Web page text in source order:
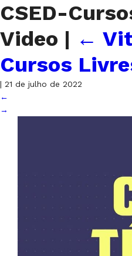
CSED-
Video | ←
Cursos
| 21 de julho de 2022
←
→